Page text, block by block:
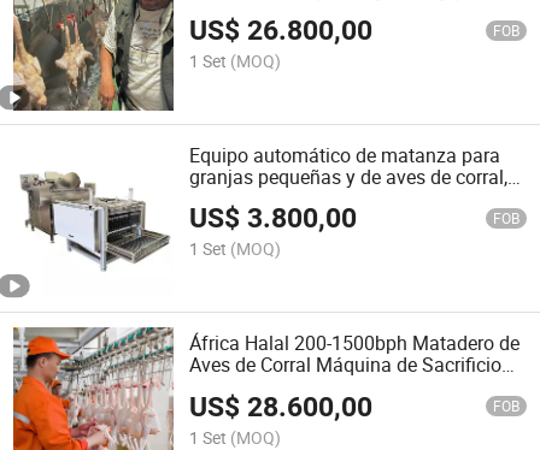
en mataderos
US$26.800,00 FOB
1 Set (MOQ)
Equipo automático de matanza para
granjas pequeñas y de aves de corral,
maquinaria para desplumar pollos
US$3.800,00 FOB
1 Set (MOQ)
África Halal 200-1500bph Matadero de
Aves de Corral Máquina de Sacrificio
US$28.600,00 FOB
1 Set (MOQ)